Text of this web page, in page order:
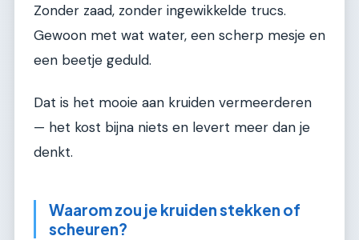
Zonder zaad, zonder ingewikkelde trucs.
Gewoon met wat water, een scherp mesje en
een beetje geduld.
Dat is het mooie aan kruiden vermeerderen
— het kost bijna niets en levert meer dan je
denkt.
Waarom zou je kruiden stekken of
scheuren?